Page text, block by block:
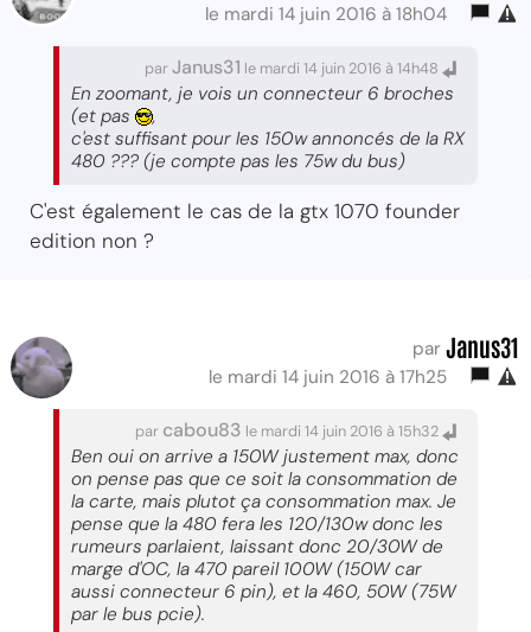
le mardi 14 juin 2016 à 18h04
parJanus31 le mardi 14 juin 2016 à 14h48
En zoomant, je vois un connecteur 6 broches
(et pas
,
c'est suffisant pour les 150w annoncés de la RX
480 ??? (je compte pas les 75w du bus)
C'est également le cas de la gtx 1070 founder
edition non ?
par Janus31
le mardi 14 juin 2016 à 17h25
par cabou83 le mardi 14 juin 2016 à 15h32
Ben oui on arrive a 150W justement max, donc
on pense pas que ce soit la consommation de
la carte, mais plutot ça consommation max. Je
pense que la 480 fera les 120/130w donc les
rumeurs parlaient, laissant donc 20/30W de
marge d'OC, la 470 pareil 100W (150W car
aussi connecteur 6 pin), et la 460, 50W (75W
par le bus pcie).